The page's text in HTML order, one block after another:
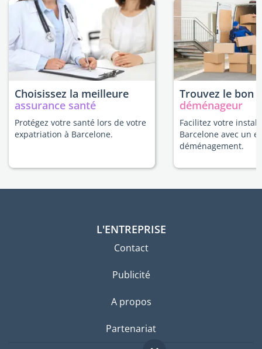
Choisissez la meilleure
assurance santé
Protégez votre santé lors de votre
expatriation à Barcelone.
Trouvez le bon
déménageur
Facilitez votre
Barcelone avec un
déménagement.
L'ENTREPRISE
Contact
Publicité
A propos
Partenariat